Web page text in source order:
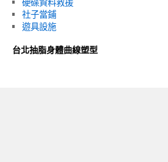
社子當鋪
遊具設施
台北抽脂身體曲線塑型